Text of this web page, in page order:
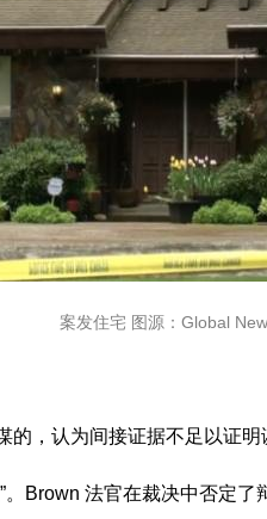
案发住宅 图源：Global
的，认为间接证据不足以证明
Brown 法官在裁决中否定了